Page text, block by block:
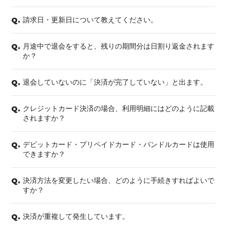
会員登録 ログイン
Q. 請求日・更新日について教えてください。
Q. 月途中で退会をすると、残りの期間分は日割り返金されます
か？
Q. 退会していないのに「決済が完了していない」と出ます。
Q. クレジットカード決済の場合、利用明細にはどのように記載
されますか？
Q. デビットカード・プリペイドカード・バンドルカードは使用
できますか？
Q. 決済方法を変更したい場合、どのように手続きすればよいで
すか？
Q. 決済が重複して発生しています。